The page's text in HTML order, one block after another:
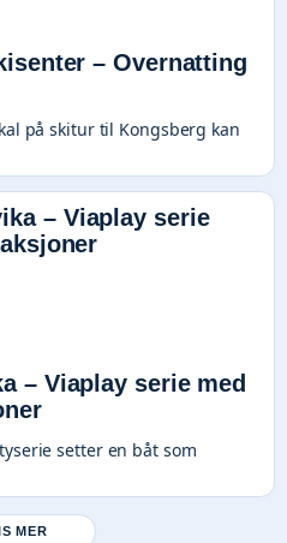
– Overnatting
på skitur til Kongsberg kan
– Viaplay serie med
setter en båt som
MER